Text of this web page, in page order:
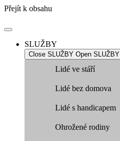
Přejít k obsahu
SLUŽBY
Close SLUŽBY Open SLUŽBY
Lidé ve stáří
Lidé bez domova
Lidé s handicapem
Ohrožené rodiny